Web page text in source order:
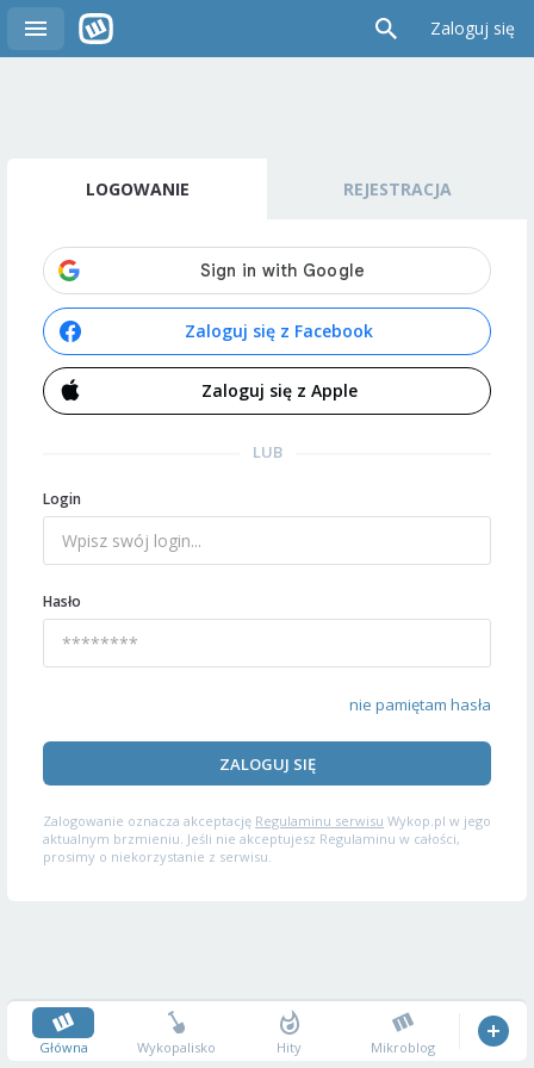
Zaloguj się
LOGOWANIE REJESTRACJA
Zaloguj się z Facebook
Zaloguj się z Apple
LUB
Login
Hasło
nie pamiętam hasła
ZALOGUJ SIĘ
Zalogowanie oznacza akceptację Regulaminu serwisu Wykop.pl w jego
aktualnym brzmieniu. Jeśli nie akceptujesz Regulaminu w całości,
prosimy o niekorzystanie z serwisu.
Główna Wykopalisko Hity Mikroblog